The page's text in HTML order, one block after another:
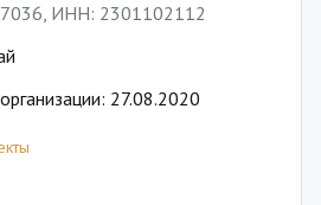
ИНН: 2301102112
27.08.2020